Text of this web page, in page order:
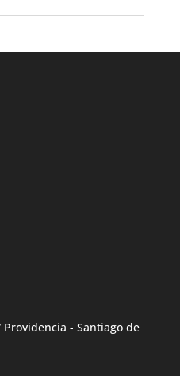
- Santiago de